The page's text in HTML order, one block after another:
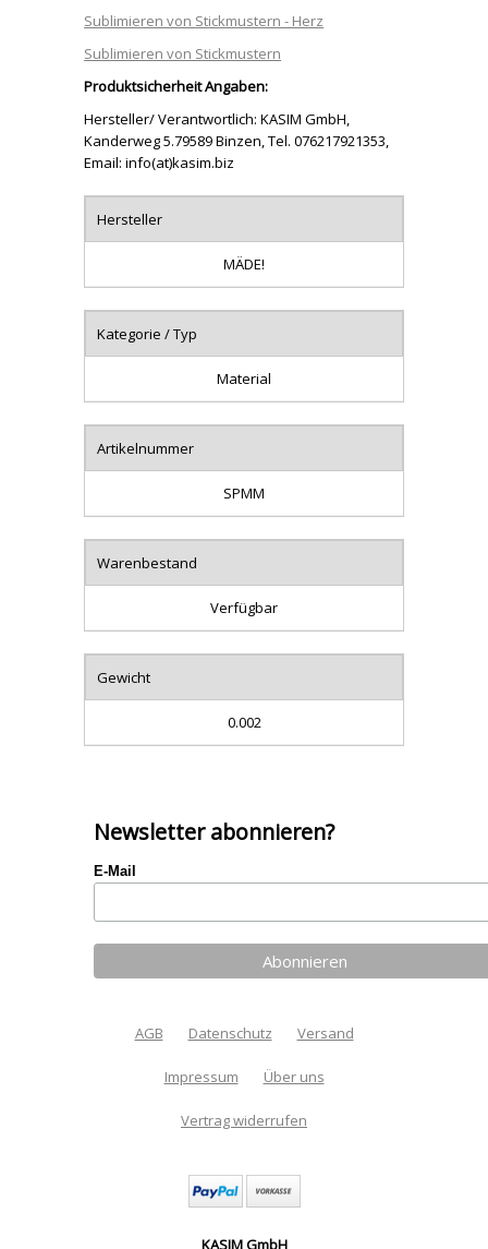
Sublimieren von Stickmustern - Herz
Sublimieren von Stickmustern
Produktsicherheit Angaben:
Hersteller/ Verantwortlich: KASIM GmbH,
Kanderweg 5.79589 Binzen, Tel. 076217921353,
Email: info(at)kasim.biz
Hersteller
MÄDE!
Kategorie / Typ
Material
Artikelnummer
SPMM
Warenbestand
Verfügbar
Gewicht
0.002
Newsletter abonnieren?
E-Mail
AGB Datenschutz Versand
Impressum Über uns
Vertrag widerrufen
KASIM GmbH